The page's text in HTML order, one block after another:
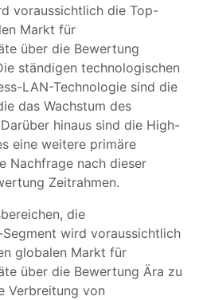
voraussichtlich die Top-
Markt für
über die Bewertung
ständigen technologischen
LAN-Technologie sind die
das Wachstum des
hinaus sind die High-
eine weitere primäre
Nachfrage nach dieser
Zeitrahmen.
die
wird voraussichtlich
globalen Markt für
über die Bewertung Ära zu
Verbreitung von